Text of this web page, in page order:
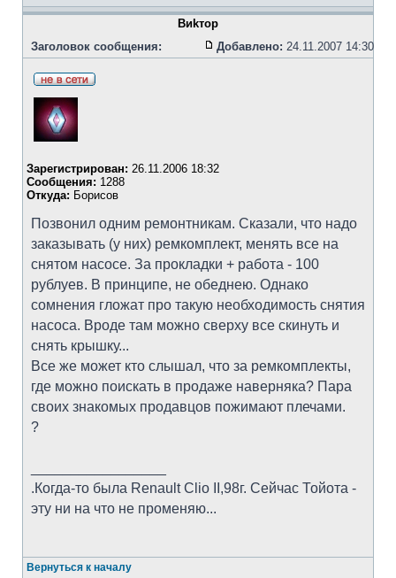
Bиkтоp
Заголовок сообщения:
Добавлено: 24.11.2007 14:30
Зарегистрирован: 26.11.2006 18:32
Сообщения: 1288
Откуда: Борисов
Позвонил одним ремонтникам. Сказали, что надо
заказывать (у них) ремкомплект, менять все на
снятом насосе. За прокладки + работа - 100
рублуев. В принципе, не обеднею. Однако
сомнения гложат про такую необходимость снятия
насоса. Вроде там можно сверху все скинуть и
снять крышку...
Все же может кто слышал, что за ремкомплекты,
где можно поискать в продаже наверняка? Пара
своих знакомых продавцов пожимают плечами.
?
.Когда-то была Renault Clio II,98г. Сейчас Тойота -
эту ни на что не променяю...
Вернуться к началу